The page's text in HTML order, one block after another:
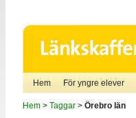
Hem För yngre elever
Hem> Taggar> Örebro län